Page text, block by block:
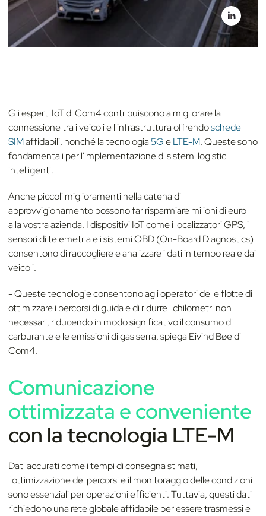
Gli esperti IoT di Com4 contribuiscono a migliorare la
connessione tra i veicoli e l'infrastruttura offrendoschede
SIMaffidabili, nonché la tecnologia5GeLTE-M. Queste sono
fondamentali per l'implementazione di sistemi logistici
intelligenti.
Anche piccoli miglioramenti nella catena di
approvvigionamento possono far risparmiare milioni di euro
alla vostra azienda. I dispositivi IoT come i localizzatori GPS, i
sensori di telemetria e i sistemi OBD (On-Board Diagnostics)
consentono di raccogliere e analizzare i dati in tempo reale dai
veicoli.
- Queste tecnologie consentono agli operatori delle flotte di
ottimizzare i percorsi di guida e di ridurre i chilometri non
necessari, riducendo in modo significativo il consumo di
carburante e le emissioni di gas serra, spiega Eivind Bøe di
Com4.
Comunicazione
ottimizzata e conveniente
con la tecnologia LTE-M
Dati accurati come i tempi di consegna stimati,
l'ottimizzazione dei percorsi e il monitoraggio delle condizioni
sono essenziali per operazioni efficienti. Tuttavia, questi dati
richiedono una rete globale affidabile per essere trasmessi e